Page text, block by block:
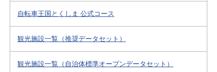
自転車王国とくしま 公式コース
観光施設一覧（推奨データセット）
観光施設一覧（自治体標準オープンデータセット）